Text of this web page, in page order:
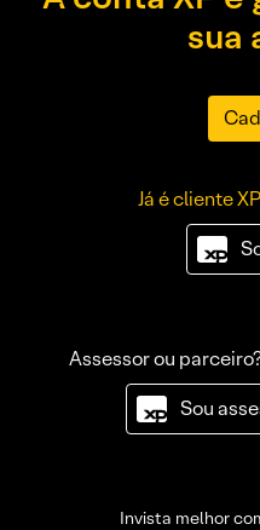
sua
Já é cliente
Assessor ou
Sou
Invista melhor